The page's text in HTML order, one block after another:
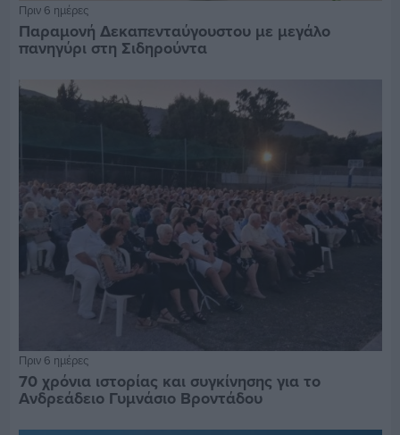
Πριν 6 ημέρες
Παραμονή Δεκαπενταύγουστου με μεγάλο
πανηγύρι στη Σιδηρούντα
Πριν 6 ημέρες
70 χρόνια ιστορίας και συγκίνησης για το
Ανδρεάδειο Γυμνάσιο Βροντάδου